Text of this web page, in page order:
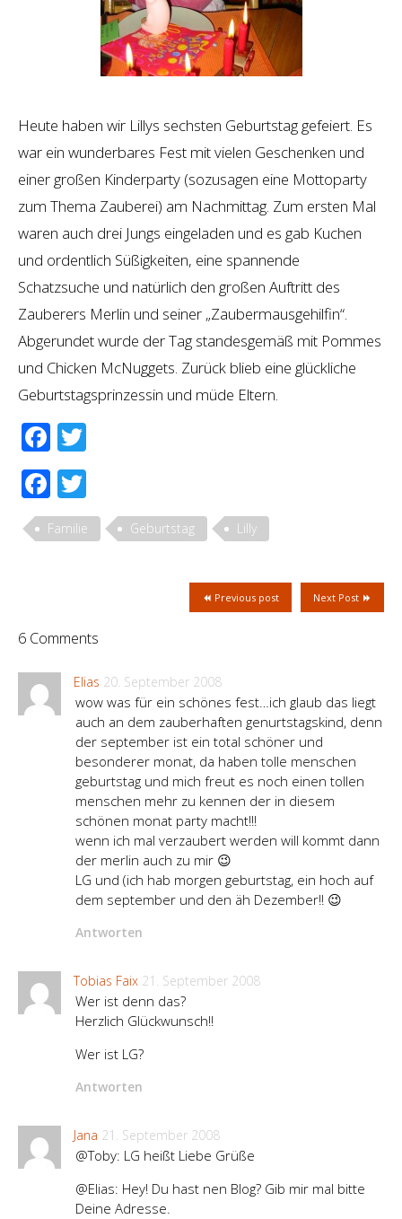
Heute haben wir Lillys sechsten Geburtstag gefeiert. Es
war ein wunderbares Fest mit vielen Geschenken und
einer großen Kinderparty (sozusagen eine Mottoparty
zum Thema Zauberei) am Nachmittag. Zum ersten Mal
waren auch drei Jungs eingeladen und es gab Kuchen
und ordentlich Süßigkeiten, eine spannende
Schatzsuche und natürlich den großen Auftritt des
Zauberers Merlin und seiner „Zaubermausgehilfin“.
Abgerundet wurde der Tag standesgemäß mit Pommes
und Chicken McNuggets. Zurück blieb eine glückliche
Geburtstagsprinzessin und müde Eltern.
Facebook
Facebook
Familie Geburtstag Lilly
Next Post
Previous post
6 Comments
Elias 20. September 2008
wow was für ein schönes fest…ich glaub das liegt
auch an dem zauberhaften genurtstagskind, denn
der september ist ein total schöner und
besonderer monat, da haben tolle menschen
geburtstag und mich freut es noch einen tollen
menschen mehr zu kennen der in diesem
schönen monat party macht!!!
wenn ich mal verzaubert werden will kommt dann
der merlin auch zu mir 😉
LG und (ich hab morgen geburtstag, ein hoch auf
dem september und den äh Dezember!! 😉
Antworten
Tobias Faix 21. September 2008
Wer ist denn das?
Herzlich Glückwunsch!!
Wer ist LG?
Antworten
Jana 21. September 2008
@Toby: LG heißt Liebe Grüße
@Elias: Hey! Du hast nen Blog? Gib mir mal bitte
Deine Adresse.